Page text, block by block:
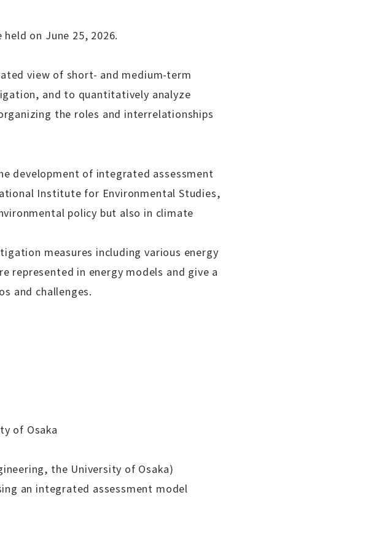
held on June 25, 2026.
view of short- and medium-term
and to quantitatively analyze
the roles and interrelationships
development of integrated assessment
Institute for Environmental Studies,
policy but also in climate
measures including various energy
represented in energy models and give a
and challenges.
of Osaka
the University of Osaka)
an integrated assessment model